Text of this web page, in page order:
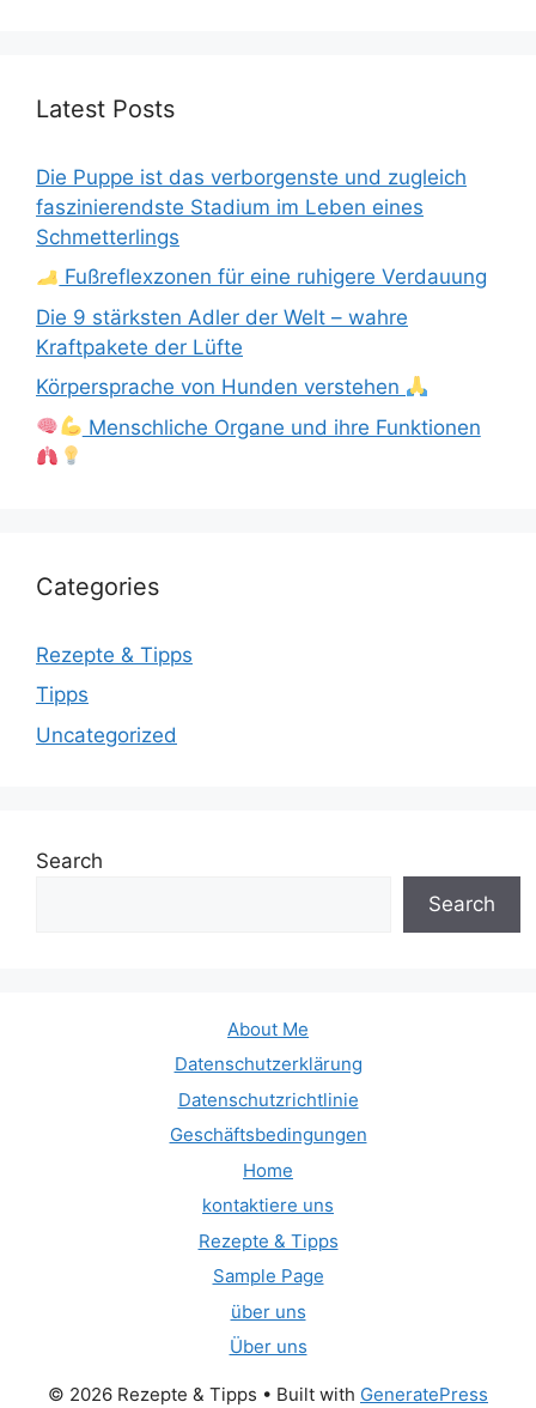
Latest Posts
Die Puppe ist das verborgenste und zugleich
faszinierendste Stadium im Leben eines
Schmetterlings
Fußreflexzonen für eine ruhigere Verdauung
Die 9 stärksten Adler der Welt – wahre
Kraftpakete der Lüfte
Körpersprache von Hunden verstehen
Menschliche Organe und ihre Funktionen
Categories
Rezepte & Tipps
Tipps
Uncategorized
Search
Search
About Me
Datenschutzerklärung
Datenschutzrichtlinie
Geschäftsbedingungen
Home
kontaktiere uns
Rezepte & Tipps
Sample Page
über uns
Über uns
© 2026 Rezepte & Tipps • Built with GeneratePress